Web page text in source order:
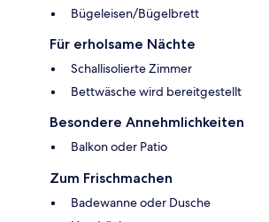
Bügeleisen/Bügelbrett
Für erholsame Nächte
Schallisolierte Zimmer
Bettwäsche wird bereitgestellt
Besondere Annehmlichkeiten
Balkon oder Patio
Zum Frischmachen
Badewanne oder Dusche